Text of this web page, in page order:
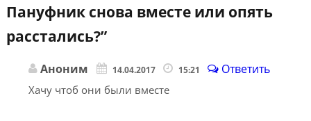
Пануфник снова вместе или опять
расстались?”
Аноним 14.04.2017 15:21 Ответить
Хачу чтоб они были вместе